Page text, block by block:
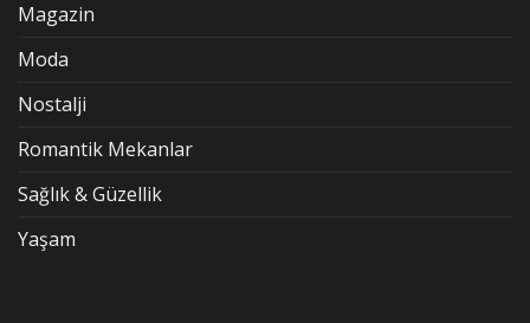
Magazin
Moda
Nostalji
Romantik Mekanlar
Sağlık & Güzellik
Yaşam